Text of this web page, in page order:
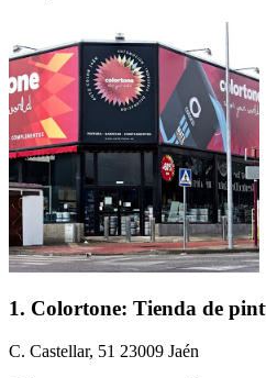
1. Colortone: Tienda de
C. Castellar, 51 23009 Jaén